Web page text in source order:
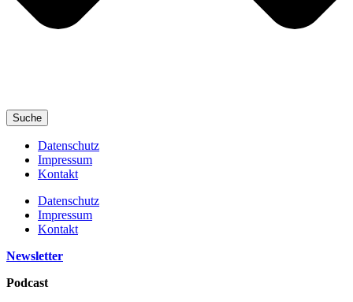
Suche
Datenschutz
Impressum
Kontakt
Datenschutz
Impressum
Kontakt
Newsletter
Podcast